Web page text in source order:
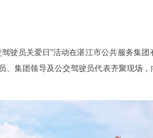
驶员关爱日”活动在湛江市公共服务集
集团领导及公交驾驶员代表齐聚现场